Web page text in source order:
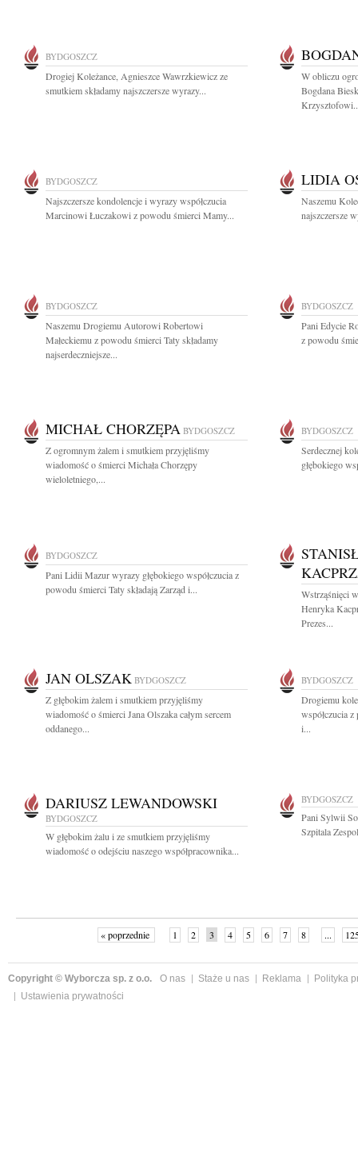
BYDGOSZCZ
Drogiej Koleżance, Agnieszce Wawrzkiewicz ze
smutkiem składamy najszczersze wyrazy...
W obliczu
Bogdana
BYDGOSZCZ
Najszczersze kondolencje i wyrazy współczucia
Marcinowi Łuczakowi z powodu śmierci Mamy...
LIDIA
Naszemu
najszczersze
BYDGOSZCZ
Naszemu Drogiemu Autorowi Robertowi
Małeckiemu z powodu śmierci Taty składamy
najserdeczniejsze...
BYDGOSZCZ
Pani Edycie
z powodu
MICHAŁ CHORZĘPA BYDGOSZCZ
Z ogromnym żalem i smutkiem przyjęliśmy
wiadomość o śmierci Michała Chorzępy
wieloletniego,...
BYDGOSZCZ
Serdecznej
głębokiego
BYDGOSZCZ
Pani Lidii Mazur wyrazy głębokiego współczucia z
powodu śmierci Taty składają Zarząd i...
Wstrząśnięci
Henryka
Prezes...
JAN OLSZAK BYDGOSZCZ
Z głębokim żalem i smutkiem przyjęliśmy
wiadomość o śmierci Jana Olszaka całym sercem
oddanego...
BYDGOSZCZ
Drogiemu
współczucia
i...
DARIUSZ LEWANDOWSKI
BYDGOSZCZ
W głębokim żalu i ze smutkiem przyjęliśmy
wiadomość o odejściu naszego współpracownika...
BYDGOSZCZ
Pani Sylwii
Szpitala
« poprzednie 1 2 3 4 5 6 7 8 ...
Copyright © Wyborcza sp. z o.o. O nas Staże u nas Reklama
Polityka
Ustawienia prywatności